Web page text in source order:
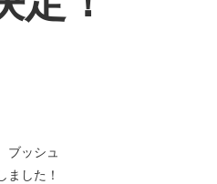
ブッシュ
ました！